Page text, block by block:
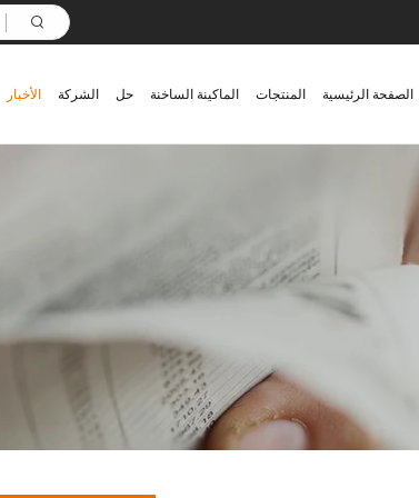
الصفحة الرئيسية المنتجات الماكينة الساخنة حل الشركة الأخبار